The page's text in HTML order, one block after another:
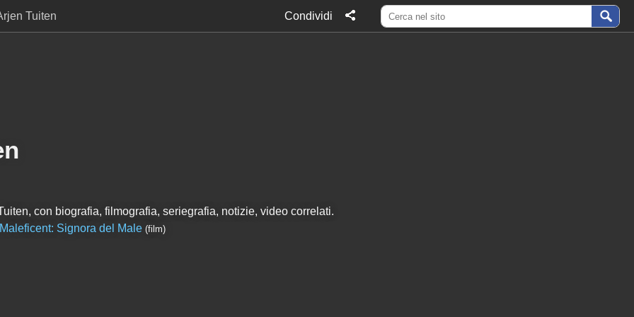
Tuiten Condividi
con biografia, filmografia, seriegrafia, notizie, video correlati.
Signora del Male (film)